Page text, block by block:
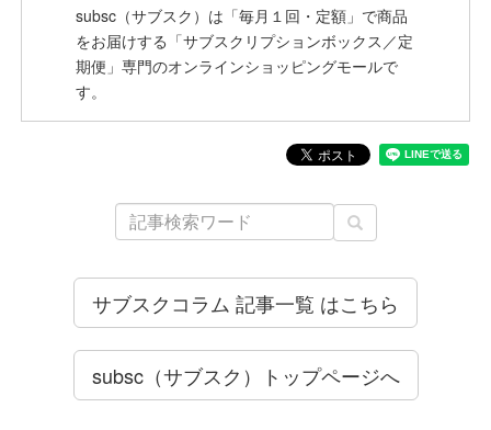
subsc（サブスク）は「毎月１回・定額」で商品
をお届けする「サブスクリプションボックス／定
期便」専門のオンラインショッピングモールで
す。
サブスクコラム 記事一覧 はこちら
subsc（サブスク）トップページへ